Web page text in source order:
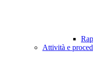
Attività e